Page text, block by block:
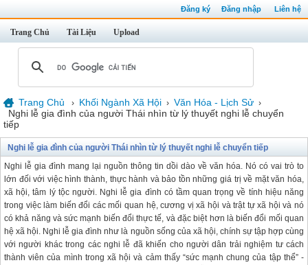
Đăng ký Đăng nhập Liên hệ
Trang Chủ Tài Liệu Upload
Trang Chủ › Khối Ngành Xã Hội › Văn Hóa - Lịch Sử ›
Nghi lễ gia đình của người Thái nhìn từ lý thuyết nghi lễ chuyển
tiếp
Nghi lễ gia đình của người Thái nhìn từ lý thuyết nghi lễ chuyển tiếp
Nghi lễ gia đình mang lại nguồn thông tin dồi dào về văn hóa. Nó có vai trò to
lớn đối với việc hình thành, thực hành và bảo tồn những giá trị về mặt văn hóa,
xã hội, tâm lý tộc người. Nghi lễ gia đình có tầm quan trọng về tính hiệu năng
trong việc làm biến đổi các mối quan hệ, cương vị xã hội và trật tự xã hội và nó
có khả năng và sức mạnh biến đổi thực tế, và đặc biệt hơn là biến đổi mối quan
hệ xã hội. Nghi lễ gia đình như là nguồn sống của xã hội, chính sự tập hợp cùng
với người khác trong các nghi lễ đã khiến cho người dân trải nghiệm tư cách
thành viên của mình trong xã hội và cảm thấy “sức mạnh chung của tập thể” -